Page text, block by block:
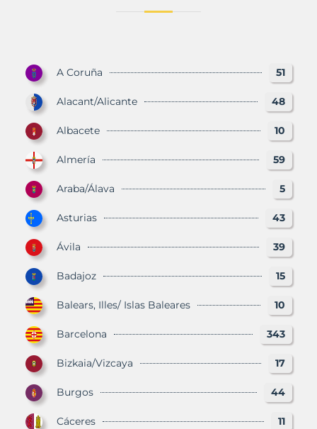
A Coruña 51
Alacant/Alicante 48
Albacete 10
Almería 59
Araba/Álava 5
Asturias 43
Ávila 39
Badajoz 15
Balears, Illes/ Islas Baleares 10
Barcelona 343
Bizkaia/Vizcaya 17
Burgos 44
Cáceres 11